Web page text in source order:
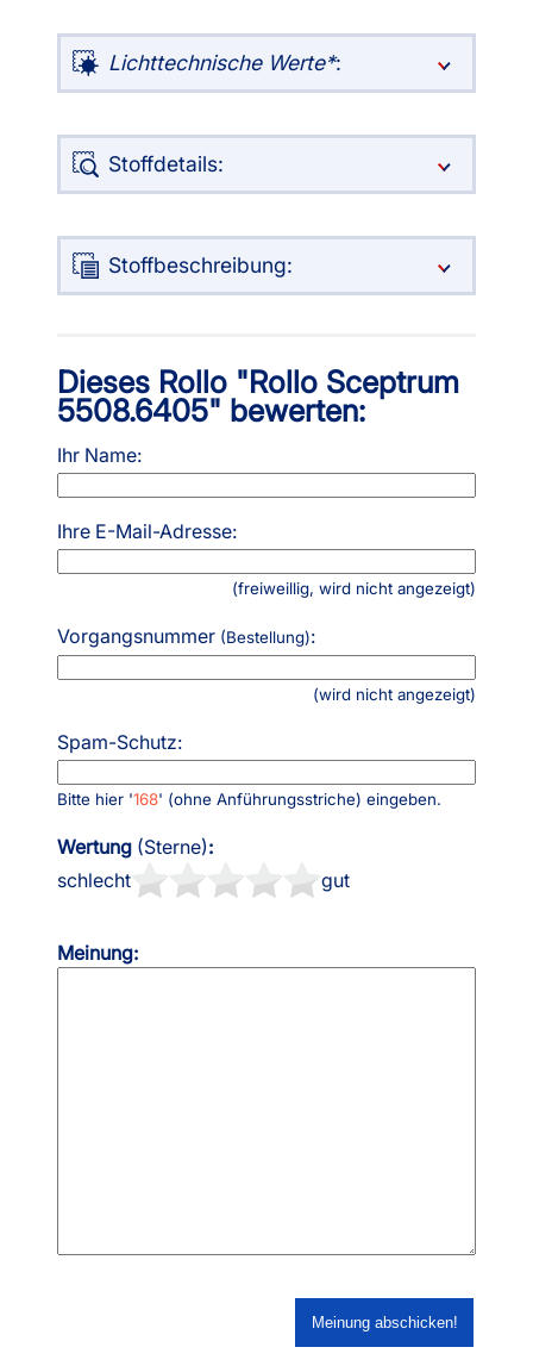
Lichttechnische Werte :
Stoffdetails:
Stoffbeschreibung:
Dieses Rollo "Rollo Sceptrum
5508.6405" bewerten:
Ihr Name:
Ihre E-Mail-Adresse:
(freiweillig, wird nicht angezeigt)
Vorgangsnummer (Bestellung):
(wird nicht angezeigt)
Spam-Schutz:
Bitte hier '168' (ohne Anführungsstriche) eingeben.
Wertung (Sterne):
schlecht
gut
Meinung: